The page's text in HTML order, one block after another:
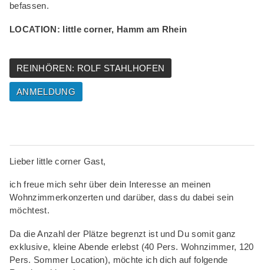
befassen.
LOCATION: little corner, Hamm am Rhein
REINHÖREN: ROLF STAHLHOFEN
ANMELDUNG
Lieber little corner Gast,
ich freue mich sehr über dein Interesse an meinen
Wohnzimmerkonzerten und darüber, dass du dabei sein
möchtest.
Da die Anzahl der Plätze begrenzt ist und Du somit ganz
exklusive, kleine Abende erlebst (40 Pers. Wohnzimmer, 120
Pers. Sommer Location), möchte ich dich auf folgende